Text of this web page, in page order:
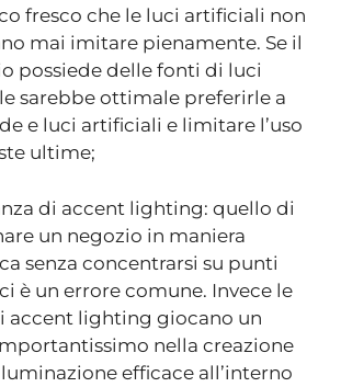
fresco che le luci artificiali non
mai imitare pienamente. Se il
possiede delle fonti di luci
sarebbe ottimale preferirle a
e luci artificiali e limitare l’uso
ultime;
di accent lighting: quello di
un negozio in maniera
senza concentrarsi su punti
è un errore comune. Invece le
accent lighting giocano un
nella creazione
efficace all’interno